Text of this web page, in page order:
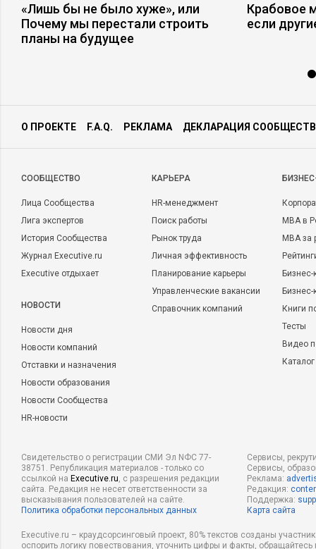
«Лишь бы не было хуже», или
Почему мы перестали строить
планы на будущее
Крабовое
если
О ПРОЕКТЕ F.A.Q. РЕКЛАМА ДЕКЛАРАЦИЯ
CООБЩЕСТВО
Лица Сообщества
Лига экспертов
История Сообщества
Журнал Executive.ru
Executive отдыхает
НОВОСТИ
Новости дня
Новости компаний
Отставки и назначения
Новости образования
Новости Сообщества
HR-новости
КАРЬЕРА
HR-менеджмент
Поиск работы
Рынок труда
Личная эффективность
Планирование карьеры
Управленческие вакансии
Справочник компаний
MBA в
MBA
Бизнес-
Книги
Тесты
Видео
Свидетельство о регистрации СМИ Эл NФС 77-
38751. Републикация материалов - только со
ссылкой на Executive.ru, с разрешения редакции
сайта. Редакция не несет ответственности за
высказывания пользователей на сайте.
Политика обработки персональных данных
Сервисы,
Сервисы,
Реклама:
Редакция:
Поддержка:
Карта сайта
Executive.ru – краудсорсинговый проект, 80% текстов созданы
оспорить логику повествования, уточнить цифры и факты,